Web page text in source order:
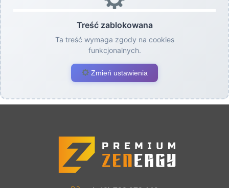
Treść zablokowana
Ta treść wymaga zgody na cookies
funkcjonalnych.
Zmień ustawienia